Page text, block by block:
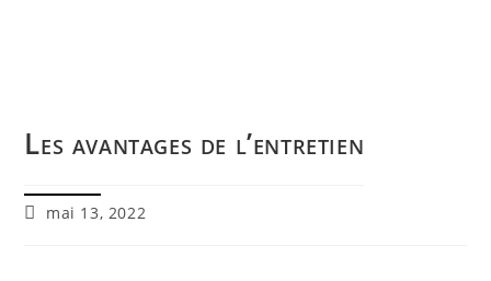
Les avantages de l’entretien
mai 13, 2022